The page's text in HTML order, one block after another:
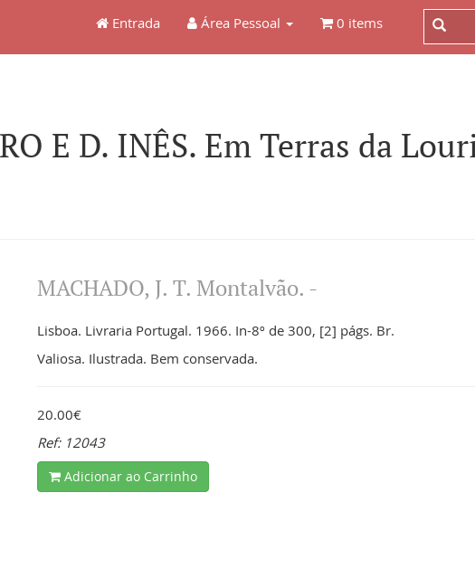
Entrada Área Pessoal 0 items
E D. INÊS. Em Terras da
MACHADO, J. T. Montalvão. -
Lisboa. Livraria Portugal. 1966. In-8º de 300, [2] págs. Br.
Valiosa. Ilustrada. Bem conservada.
20.00€
Ref: 12043
Adicionar ao Carrinho